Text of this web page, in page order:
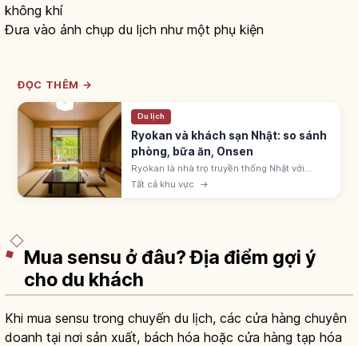
không khí
Đưa vào ảnh chụp du lịch như một phụ kiện
ĐỌC THÊM →
Du lịch
Ryokan và khách sạn Nhật: so sánh
phòng, bữa ăn, Onsen
Ryokan là nhà trọ truyền thống Nhật với
phòng tatami, futon, yukata, kaiseki và
onsen. Khách sạn business, city, resort tự
Tất cả khu vực →
Mua sensu ở đâu? Địa điểm gợi ý
cho du khách
Khi mua sensu trong chuyến du lịch, các cửa hàng chuyên
doanh tại nơi sản xuất, bách hóa hoặc cửa hàng tạp hóa